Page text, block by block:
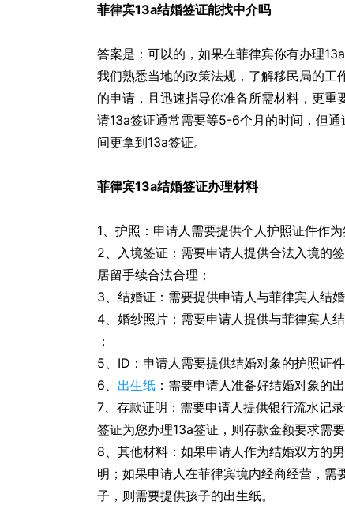
菲律宾13a结婚签证能找中介吗
答案是：可以的，如果在菲律宾你有办理
我们熟悉当地的政策法规，了解移民局的
的申请，且迅速指导你准备所需材料，更
请13a签证通常需要等5-6个月的时间，但
间更拿到13a签证。
菲律宾13a结婚签证办理材料
1、护照：申请人需要提供个人护照证件作
2、入境签证：需要申请人提供合法入境的
居留手续合法合理；
3、结婚证：需要提供申请人与菲律宾人结
4、婚纱照片：需要申请人提供与菲律宾人
；
5、ID：申请人需要提供结婚对象的护照证
6、 出生纸 ：需要申请人准备好结婚对象的
7、存款证明：需要申请人提供银行流水记
签证为您办理13a签证，则存款金额要求需
8、其他材料：如果申请人作为结婚双方的
明；如果申请人在菲律宾境内经商经营，
子，则需要提供孩子的出生纸。